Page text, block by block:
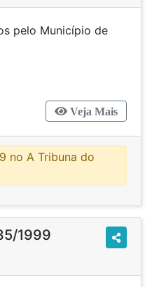
pelo Município de
Veja Mais
no A Tribuna do
1999